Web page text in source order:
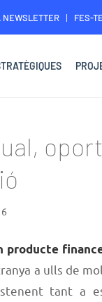
NEWSLETTER FES-
producte
a ulls de
tant a